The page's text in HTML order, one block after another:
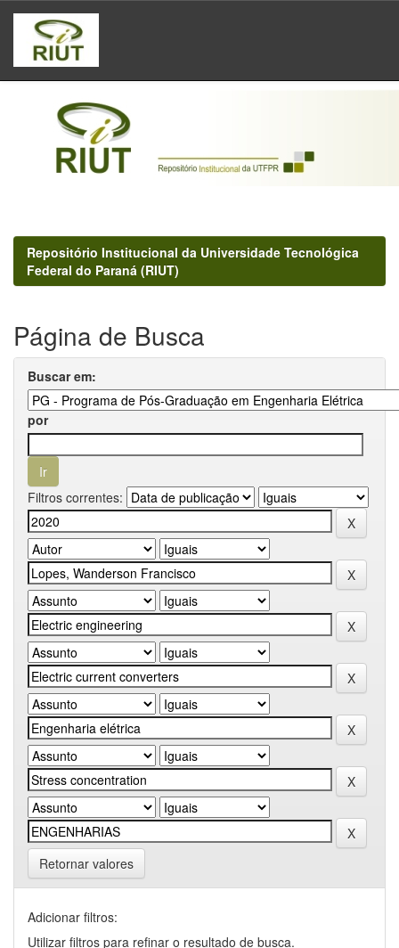
Skip
navigation
Repositório Institucional da Universidade Tecnológica
Federal do Paraná (RIUT)
Página de Busca
Buscar em:
por
Filtros correntes:
Retornar valores
Adicionar filtros:
Utilizar filtros para refinar o resultado de busca.